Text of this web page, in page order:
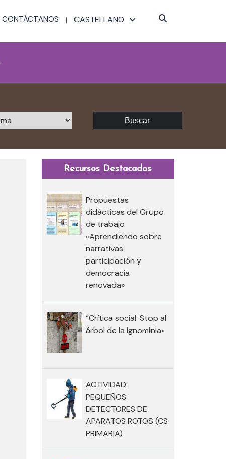
CONTÁCTANOS CASTELLANO
Buscar
Recursos Destacados
Propuestas
didácticas del Grupo
de trabajo
«Aprendiendo sobre
narrativas:
participación y
democracia
renovada»
“Crítica social: Stop al
árbol de la ignominia»
ACTIVIDAD:
PEQUEÑOS
DETECTORES DE
APARATOS ROTOS (CS
PRIMARIA)